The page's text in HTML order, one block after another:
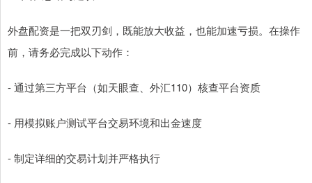
外盘配资是一把双刃剑，既能放大收益，也能加速亏损。在操作
前，请务必完成以下动作：
- 通过第三方平台（如天眼查、外汇110）核查平台资质
- 用模拟账户测试平台交易环境和出金速度
- 制定详细的交易计划并严格执行